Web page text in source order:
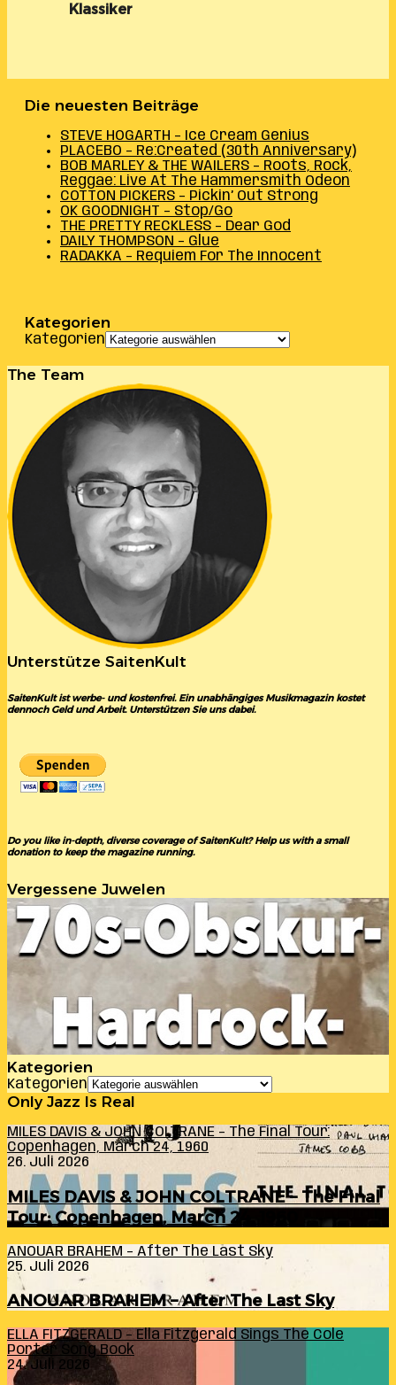
Klassiker
Die neuesten Beiträge
STEVE HOGARTH – Ice Cream Genius
PLACEBO – Re:Created (30th Anniversary)
BOB MARLEY & THE WAILERS – Roots, Rock,
Reggae: Live At The Hammersmith Odeon
COTTON PICKERS – Pickin’ Out Strong
OK GOODNIGHT – Stop/Go
THE PRETTY RECKLESS – Dear God
DAILY THOMPSON – Glue
RADAKKA – Requiem For The Innocent
Kategorien
Kategorien
The Team
Unterstütze SaitenKult
SaitenKult ist werbe- und kostenfrei. Ein unabhängiges Musikmagazin kostet
dennoch Geld und Arbeit. Unterstützen Sie uns dabei.
Do you like in-depth, diverse coverage of SaitenKult? Help us with a small
donation to keep the magazine running.
Vergessene Juwelen
Kategorien
Kategorien
Only Jazz Is Real
MILES DAVIS & JOHN COLTRANE – The Final Tour:
Copenhagen, March 24, 1960
26. Juli 2026
MILES DAVIS & JOHN COLTRANE – The Final
Tour: Copenhagen, March 24, 1960
ANOUAR BRAHEM – After The Last Sky
25. Juli 2026
ANOUAR BRAHEM – After The Last Sky
ELLA FITZGERALD – Ella Fitzgerald Sings The Cole
Porter Song Book
24. Juli 2026